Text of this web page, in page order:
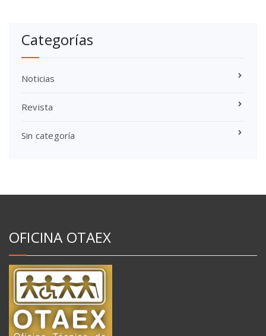
Categorías
Noticias
Revista
Sin categoría
OFICINA OTAEX